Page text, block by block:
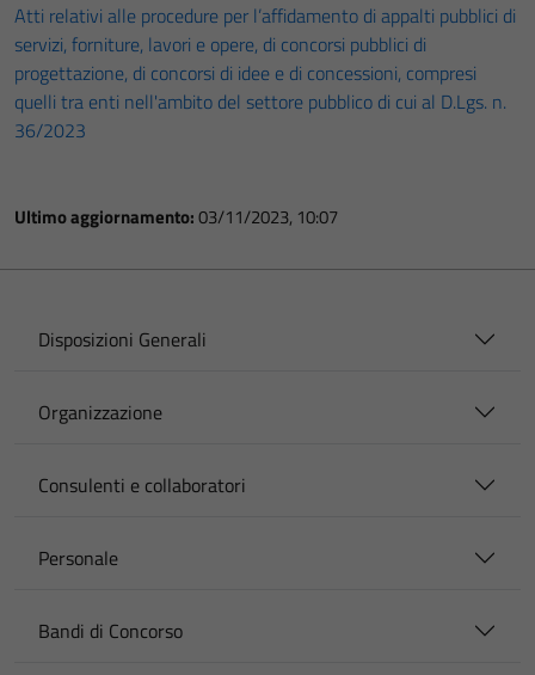
Atti relativi alle procedure per l’affidamento di appalti pubblici di
servizi, forniture, lavori e opere, di concorsi pubblici di
progettazione, di concorsi di idee e di concessioni, compresi
quelli tra enti nell'ambito del settore pubblico di cui al D.Lgs. n.
36/2023
Ultimo aggiornamento:03/11/2023, 10:07
Disposizioni Generali
Organizzazione
Consulenti e collaboratori
Personale
Bandi di Concorso